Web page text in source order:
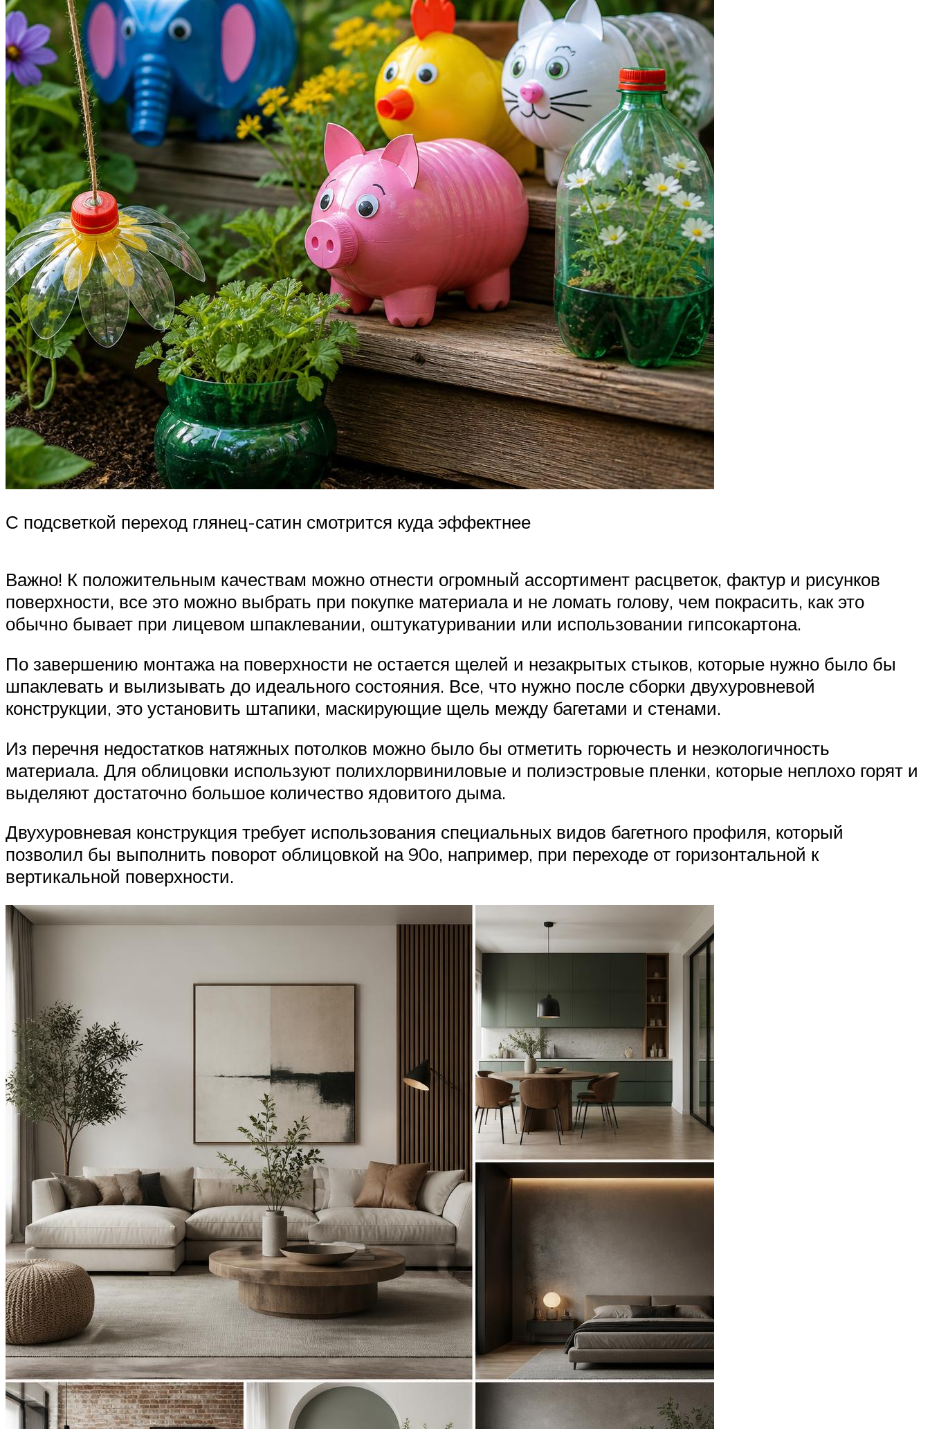
С подсветкой переход глянец-сатин смотрится куда эффектнее
Важно! К положительным качествам можно отнести огромный ассортимент расцветок, фактур и рисунков
поверхности, все это можно выбрать при покупке материала и не ломать голову, чем покрасить, как это
обычно бывает при лицевом шпаклевании, оштукатуривании или использовании гипсокартона.
По завершению монтажа на поверхности не остается щелей и незакрытых стыков, которые нужно было бы
шпаклевать и вылизывать до идеального состояния. Все, что нужно после сборки двухуровневой
конструкции, это установить штапики, маскирующие щель между багетами и стенами.
Из перечня недостатков натяжных потолков можно было бы отметить горючесть и неэкологичность
материала. Для облицовки используют полихлорвиниловые и полиэстровые пленки, которые неплохо горят и
выделяют достаточно большое количество ядовитого дыма.
Двухуровневая конструкция требует использования специальных видов багетного профиля, который
позволил бы выполнить поворот облицовкой на 90о, например, при переходе от горизонтальной к
вертикальной поверхности.